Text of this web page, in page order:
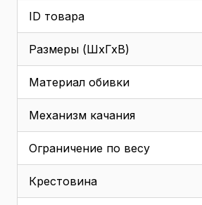
ID товара
Размеры (ШхГхВ)
Материал обивки
Механизм качания
Ограничение по весу
Крестовина